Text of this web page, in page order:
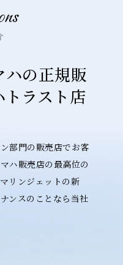
ハの正規販
ラスト店
部門の販売店でお客
ハ販売店の最高位の
リンジェットの新
ンスのことなら当社